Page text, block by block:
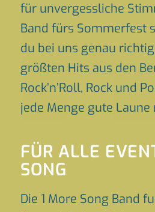
für unvergessliche
Band fürs Sommerfest
du bei uns genau
größten Hits aus den
Rock’n’Roll, Rock und
jede Menge gute Laune
FÜR ALLE
SONG
Die 1 More Song Band